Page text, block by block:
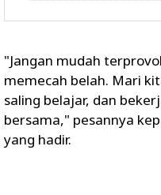
"Jangan mudah
memecah belah. Mari
saling belajar, dan
bersama," pesannya
yang hadir.